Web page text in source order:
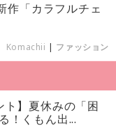
作「カラフルチェ
Komachii | ファッション
ト】夏休みの「困
！くもん出...